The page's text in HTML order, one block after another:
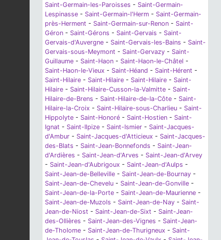
Saint-Germain-les-Paroisses - Saint-Germain-
Lespinasse - Saint-Germain-l'Herm - Saint-Germain-
près-Herment - Saint-Germain-sur-Renon - Saint-
Géron - Saint-Gérons - Saint-Gervais - Saint-
Gervais-d'Auvergne - Saint-Gervais-les-Bains - Saint-
Gervais-sous-Meymont - Saint-Gervazy - Saint-
Guillaume - Saint-Haon - Saint-Haon-le-Châtel -
Saint-Haon-le-Vieux - Saint-Héand - Saint-Hérent -
Saint-Hilaire - Saint-Hilaire - Saint-Hilaire - Saint-
Hilaire - Saint-Hilaire-Cusson-la-Valmitte - Saint-
Hilaire-de-Brens - Saint-Hilaire-de-la-Côte - Saint-
Hilaire-la-Croix - Saint-Hilaire-sous-Charlieu - Saint-
Hippolyte - Saint-Honoré - Saint-Hostien - Saint-
Ignat - Saint-Ilpize - Saint-Ismier - Saint-Jacques-
d'Ambur - Saint-Jacques-d'Atticieux - Saint-Jacques-
des-Blats - Saint-Jean-Bonnefonds - Saint-Jean-
d'Ardières - Saint-Jean-d'Arves - Saint-Jean-d'Arvey
- Saint-Jean-d'Aubrigoux - Saint-Jean-d'Aulps -
Saint-Jean-de-Belleville - Saint-Jean-de-Bournay -
Saint-Jean-de-Chevelu - Saint-Jean-de-Gonville -
Saint-Jean-de-la-Porte - Saint-Jean-de-Maurienne -
Saint-Jean-de-Muzols - Saint-Jean-de-Nay - Saint-
Jean-de-Niost - Saint-Jean-de-Sixt - Saint-Jean-
des-Ollières - Saint-Jean-des-Vignes - Saint-Jean-
de-Tholome - Saint-Jean-de-Thurigneux - Saint-